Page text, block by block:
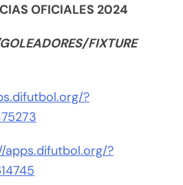
OFICIALES 2024
FIXTURE
?
apps.difutbol.org/?